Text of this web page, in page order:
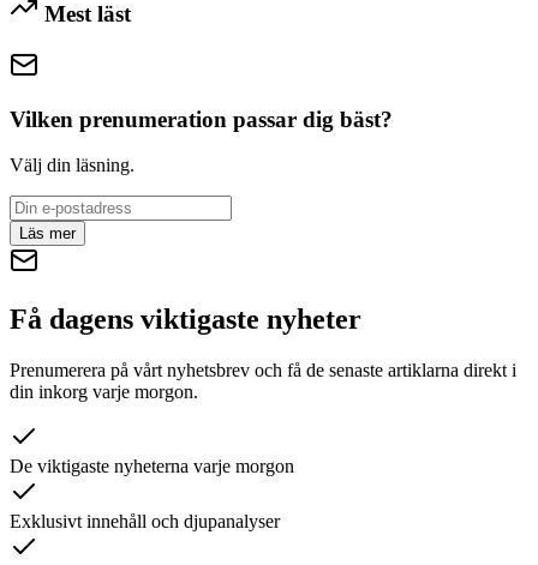
Mest läst
Vilken prenumeration passar dig bäst?
Välj din läsning.
Läs mer
Få dagens viktigaste nyheter
Prenumerera på vårt nyhetsbrev och få de senaste artiklarna direkt i
din inkorg varje morgon.
De viktigaste nyheterna varje morgon
Exklusivt innehåll och djupanalyser